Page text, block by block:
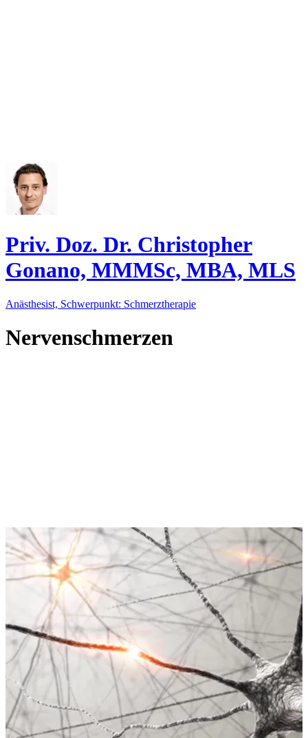
Priv. Doz. Dr. Christopher
Gonano, MMMSc, MBA, MLS
Anästhesist, Schwerpunkt: Schmerztherapie
Nervenschmerzen